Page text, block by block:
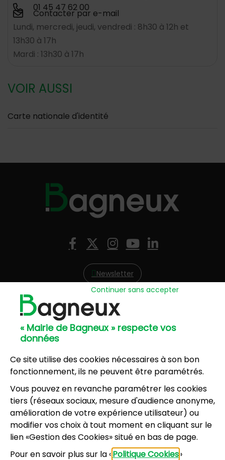
« Mairie de Bagneux » respecte vos
données
Ce site utilise des cookies nécessaires à son bon
fonctionnement, ils ne peuvent être paramétrés.
Vous pouvez en revanche paramétrer les cookies
tiers (réseaux sociaux, mesure d'audience anonyme,
amélioration de votre expérience utilisateur) ou
modifier vos choix à tout moment en cliquant sur le
lien «Gestion des Cookies» situé en bas de page.
Pour en savoir plus sur la «Politique Cookies»
Continuer sans accepter
01 45 47 62 00
Contacter par e-mail
Lundi, mercredi, jeudi, vendredi : 8h30 à 12h et
13h30 à 17h
Mardi : 13h30 à 17h
VOIR AUSSI
Carte nationale d'identité
Facebook
X (Twitter)
Instagram
YouTube
LinkedIn
Newsletter
Hôtel de Ville
57, avenue Henri Ravera - 92220 Bagneux
01 42 31 60 00
8, résidence du Port Galand - 92220 Bagneux
01 45 47 62 00
NOUS CONTACTER
Horaires d’ouverture:
Lundi, mercredi, jeudi, vendredi : 8h30-12h et
13h30-17h